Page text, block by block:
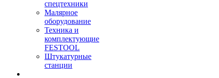
спецтехники
Малярное
оборудование
Техника и
комплектующие
FESTOOL
Штукатурные
станции